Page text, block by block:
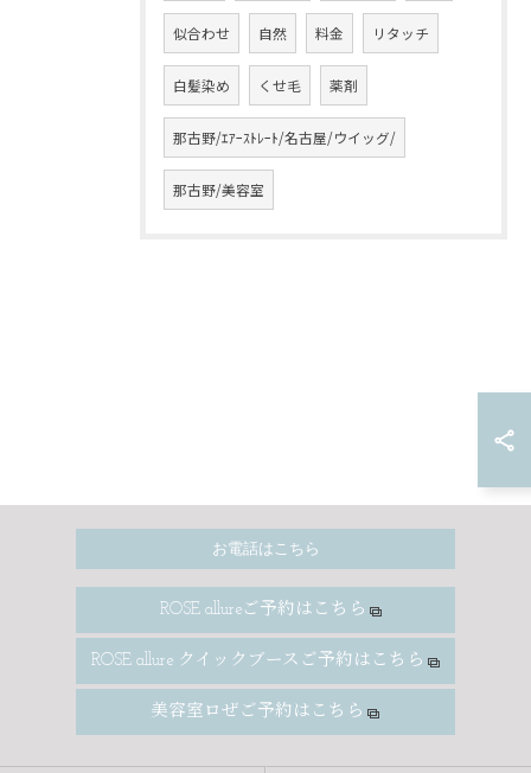
似合わせ 自然 料金 リタッチ
白髪染め くせ毛 薬剤
那古野/ｴｱｰｽﾄﾚｰﾄ/名古屋/ウイッグ/
那古野/美容室
お電話はこちら
ROSE allureご予約はこちら
ROSE allure クイックブースご予約はこちら
美容室ロぜご予約はこちら